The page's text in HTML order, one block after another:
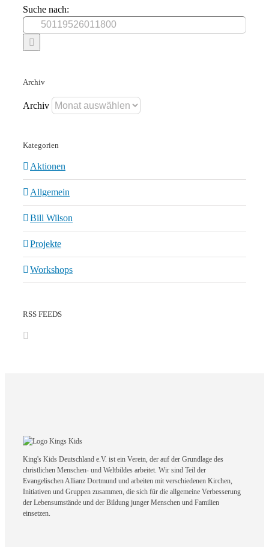
Suche nach:
Archiv
Archiv
Kategorien
Aktionen
Allgemein
Bill Wilson
Projekte
Workshops
RSS FEEDS
King's Kids Deutschland e.V. ist ein Verein, der auf der Grundlage des
christlichen Menschen- und Weltbildes arbeitet. Wir sind Teil der
Evangelischen Allianz Dortmund und arbeiten mit verschiedenen Kirchen,
Initiativen und Gruppen zusammen, die sich für die allgemeine Verbesserung
der Lebensumstände und der Bildung junger Menschen und Familien
einsetzen.